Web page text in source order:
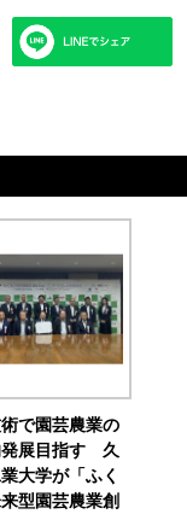
で園芸農業の
発展目指す 久
大学が「ふく
型園芸農業創